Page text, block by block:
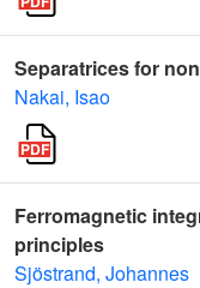
Separatrices for
Nakai, Isao
Ferromagnetic
principles
Sjöstrand, Johannes